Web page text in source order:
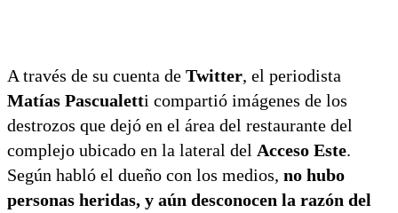
A través de su cuenta de Twitter, el periodista
Matías Pascualetti compartió imágenes de los
destrozos que dejó en el área del restaurante del
complejo ubicado en la lateral del Acceso Este.
Según habló el dueño con los medios, no hubo
personas heridas, y aún desconocen la razón del